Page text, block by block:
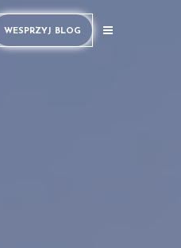
WESPRZYJ BLOG